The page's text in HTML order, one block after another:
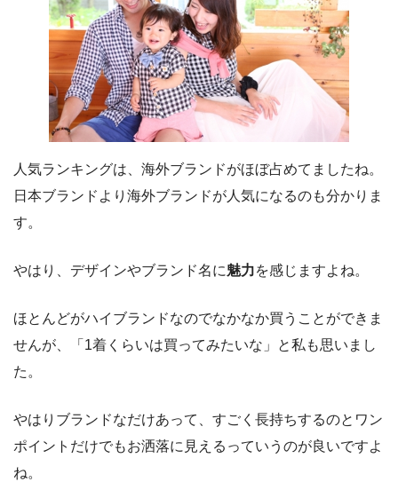
人気ランキングは、海外ブランドがほぼ占めてましたね。
日本ブランドより海外ブランドが人気になるのも分かりま
す。
やはり、デザインやブランド名に魅力を感じますよね。
ほとんどがハイブランドなのでなかなか買うことができま
せんが、「1着くらいは買ってみたいな」と私も思いまし
た。
やはりブランドなだけあって、すごく長持ちするのとワン
ポイントだけでもお洒落に見えるっていうのが良いですよ
ね。